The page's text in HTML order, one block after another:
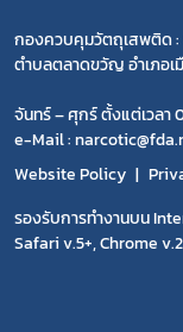
กองควบคุมวัตถุเสพติด
ตำบลตลาดขวัญ อำเภอเ
จันทร์ – ศุกร์ ตั้งแต่เวลา
e-Mail :
Website Policy
รองรับการทำงานบน
Safari v.5+, Chrome